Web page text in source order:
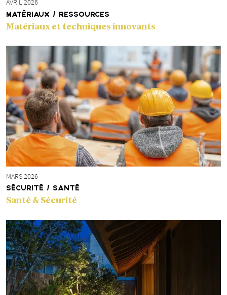
AVRIL 2026
MATÉRIAUX / RESSOURCES
Matériaux et techniques innovants
MARS 2026
SÉCURITÉ / SANTÉ
Santé & Sécurité